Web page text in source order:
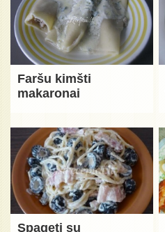
Faršu kimšti
makaronai
Spageti su